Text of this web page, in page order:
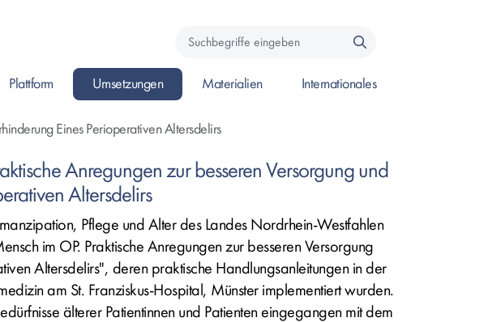
Suchbegriffe
Plattform
Umsetzungen
Materialien
Internationales
Eines Perioperativen Altersdelirs
Anregungen zur besseren Versorgung und
Altersdelirs
Pflege und Alter des Landes Nordrhein-Westfahlen
im OP. Praktische Anregungen zur besseren Versorgung
Altersdelirs", deren praktische Handlungsanleitungen in der
am St. Franziskus-Hospital, Münster implementiert wurden.
älterer Patientinnen und Patienten eingegangen mit dem